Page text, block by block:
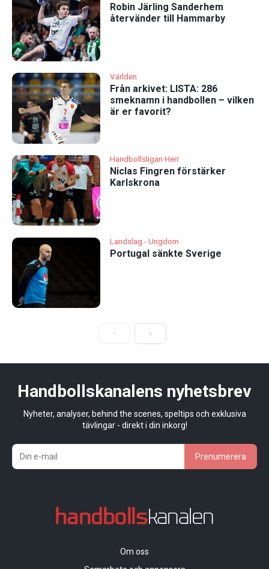
Robin Järling Sanderhem
återvänder till Hammarby
Världen
Från arkivet: LISTA: 286
smeknamn i handbollen – vilken
är er favorit?
Handbollsligan Herr
Niclas Fingren förstärker
Karlskrona
Landslag - Ungdom
Portugal sänkte Sverige
Handbollskanalens nyhetsbrev
Nyheter, analyser, behind the scenes, speltips och exklusiva
tävlingar - direkt i din inkorg!
Prenumerera
Om oss